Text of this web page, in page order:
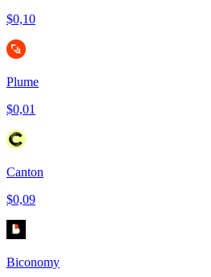
$0,10
Plume
$0,01
Canton
$0,09
Biconomy